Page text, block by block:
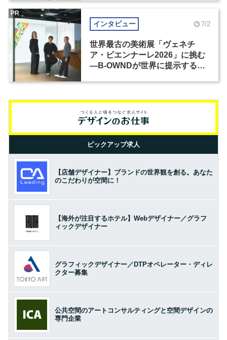
インタビュー 7/2
世界最古の美術展「ヴェネチ
ア・ビエンナーレ2026」に挑む
―B-OWNDが世界に提示する美
PR
ピックアップ求人
【店舗デザイナー】ブランドの世界観を創る。あなた
のこだわりが空間に！
【海外が注目するホテル】Webデザイナー／グラフ
ィックデザイナー
グラフィックデザイナー／DTPオペレーター・ディレ
クター募集
公共空間のアートコンサルティングと空間デザインの
専門企業